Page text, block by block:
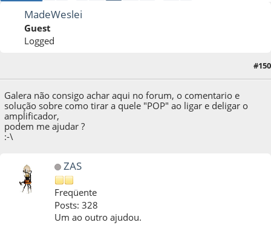
MadeWeslei
Guest
Logged
#150
Galera não consigo achar aqui no forum, o comentario e
solução sobre como tirar a quele "POP" ao ligar e deligar o
amplificador,
podem me ajudar ?
:-\
ZAS
Freqüente
Posts: 328
Um ao outro ajudou.